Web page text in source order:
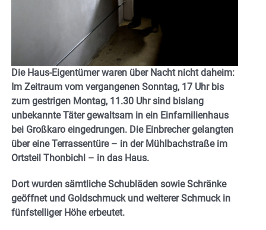
Die Haus-Eigentümer waren über Nacht nicht daheim:
Im Zeitraum vom vergangenen Sonntag, 17 Uhr bis
zum gestrigen Montag, 11.30 Uhr sind bislang
unbekannte Täter gewaltsam in ein Einfamilienhaus
bei Großkaro eingedrungen. Die Einbrecher gelangten
über eine Terrassentüre – in der Mühlbachstraße im
Ortsteil Thonbichl – in das Haus.
Dort wurden sämtliche Schubläden sowie Schränke
geöffnet und Goldschmuck und weiterer Schmuck in
fünfstelliger Höhe erbeutet.